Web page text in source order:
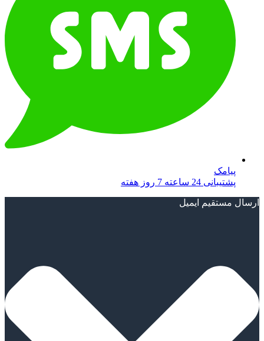
پیامک
پشتیبانی 24 ساعته 7 روز هفته
ارسال مستقیم ایمیل